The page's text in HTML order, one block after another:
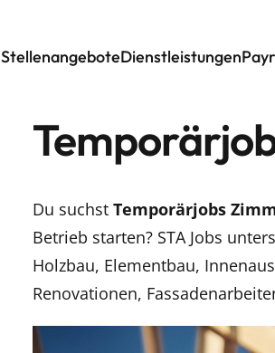
StellenangeboteDienstleistungen
Du suchst Temporärjobs
Betrieb starten? STA Jobs
Holzbau, Elementbau,
Renovationen,